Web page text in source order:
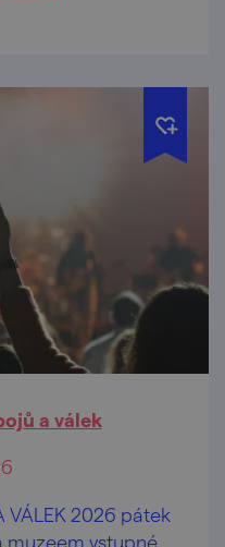
a válek
2026 pátek
vstupné